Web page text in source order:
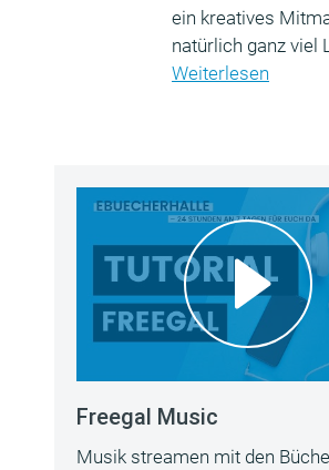
ein kreatives
natürlich ganz viel
Weiterlesen
Freegal Music
Musik streamen mit den